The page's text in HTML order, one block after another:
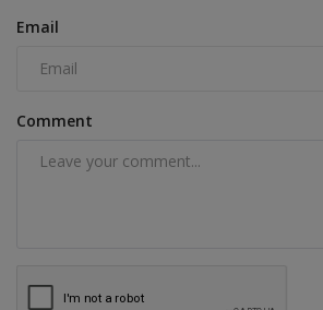
Email
Comment